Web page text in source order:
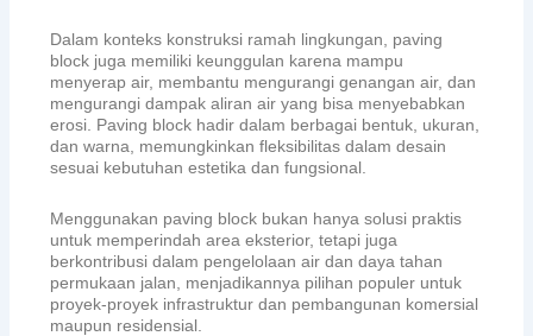
Dalam konteks konstruksi ramah lingkungan, paving
block juga memiliki keunggulan karena mampu
menyerap air, membantu mengurangi genangan air, dan
mengurangi dampak aliran air yang bisa menyebabkan
erosi. Paving block hadir dalam berbagai bentuk, ukuran,
dan warna, memungkinkan fleksibilitas dalam desain
sesuai kebutuhan estetika dan fungsional.
Menggunakan paving block bukan hanya solusi praktis
untuk memperindah area eksterior, tetapi juga
berkontribusi dalam pengelolaan air dan daya tahan
permukaan jalan, menjadikannya pilihan populer untuk
proyek-proyek infrastruktur dan pembangunan komersial
maupun residensial.